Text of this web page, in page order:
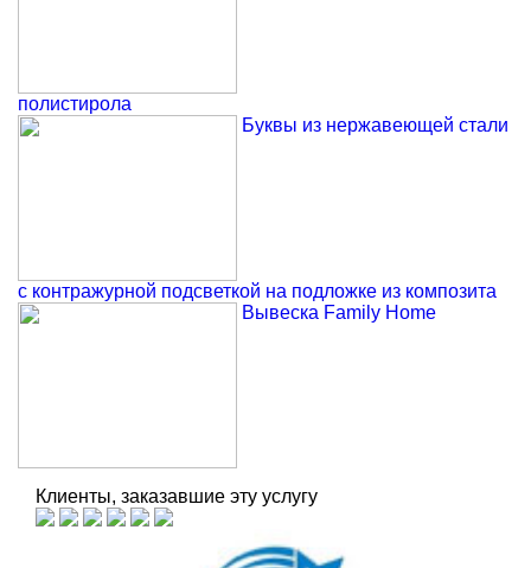
полистирола
Буквы из нержавеющей стали
с контражурной подсветкой на подложке из композита
Вывеска Family Home
Клиенты, заказавшие эту услугу